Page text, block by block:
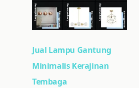
Jual Lampu Gantung
Minimalis Kerajinan
Tembaga